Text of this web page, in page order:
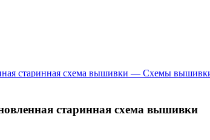
старинная схема вышивки